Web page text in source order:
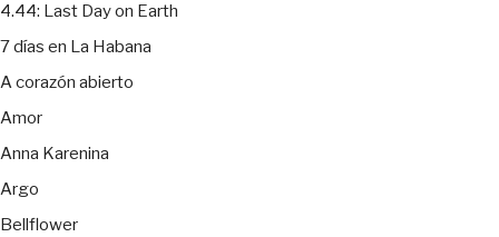
4.44: Last Day on Earth
7 días en La Habana
A corazón abierto
Amor
Anna Karenina
Argo
Bellflower